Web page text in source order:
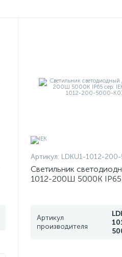
Артикул: LDKU1-1012-
Светильник
1012-200Ш 5000К IP65
Артикул
производителя